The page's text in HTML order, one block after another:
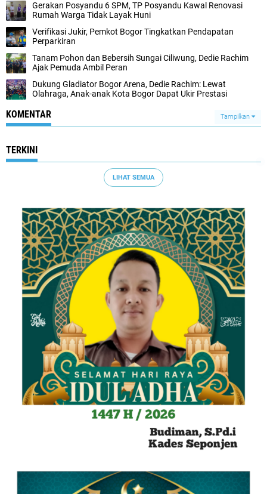
Gerakan Posyandu 6 SPM, TP Posyandu Kawal Renovasi
Rumah Warga Tidak Layak Huni
Verifikasi Jukir, Pemkot Bogor Tingkatkan Pendapatan
Perparkiran
Tanam Pohon dan Bebersih Sungai Ciliwung, Dedie Rachim
Ajak Pemuda Ambil Peran
Dukung Gladiator Bogor Arena, Dedie Rachim: Lewat
Olahraga, Anak-anak Kota Bogor Dapat Ukir Prestasi
KOMENTAR Tampilkan
TERKINI
LIHAT SEMUA